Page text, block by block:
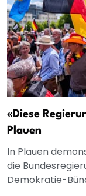
«Diese
Plauen
In Plauen
die
Demokratie-